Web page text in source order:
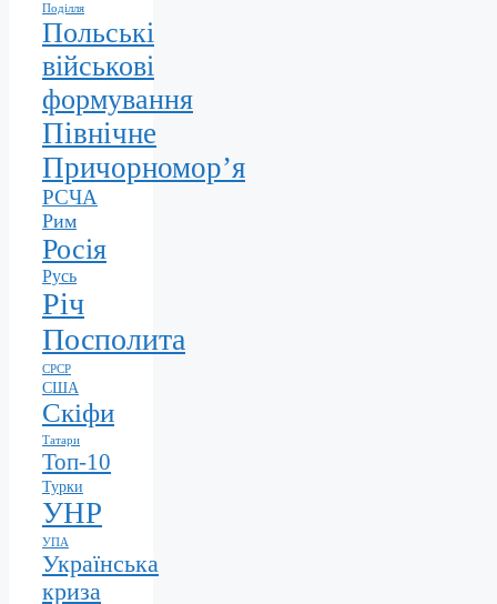
Поділля
Польські
військові
формування
Північне
Причорномор’я
РСЧА
Рим
Росія
Русь
Річ
Посполита
СРСР
США
Скіфи
Татари
Топ-10
Турки
УНР
УПА
Українська
криза